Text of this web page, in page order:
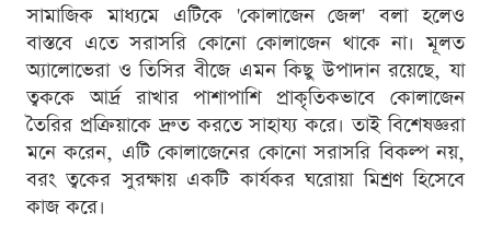
সামাজিক মাধ্যমে এটিকে 'কোলাজেন জেল' বলা হলেও
বাস্তবে এতে সরাসরি কোনো কোলাজেন থাকে না। মূলত
অ্যালোভেরা ও তিসির বীজে এমন কিছু উপাদান রয়েছে, যা
ত্বককে আর্দ্র রাখার পাশাপাশি প্রাকৃতিকভাবে কোলাজেন
তৈরির প্রক্রিয়াকে দ্রুত করতে সাহায্য করে। তাই বিশেষজ্ঞরা
মনে করেন, এটি কোলাজেনের কোনো সরাসরি বিকল্প নয়,
বরং ত্বকের সুরক্ষায় একটি কার্যকর ঘরোয়া মিশ্রণ হিসেবে
কাজ করে।